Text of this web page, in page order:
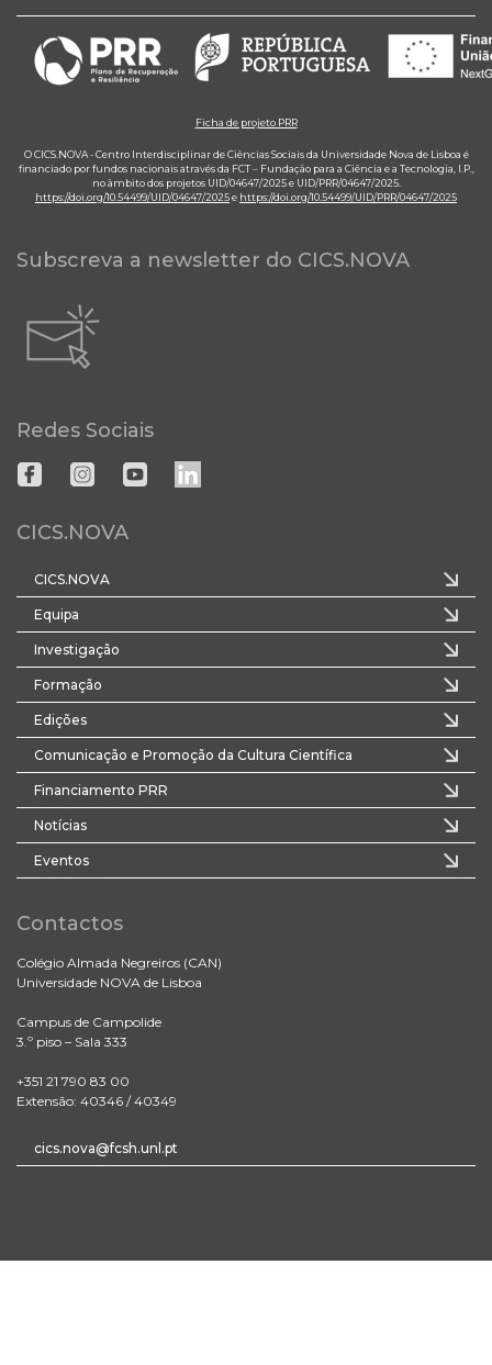
Ficha de projeto PRR
O CICS.NOVA - Centro Interdisciplinar de Ciências Sociais da Universidade Nova de Lisboa é
financiado por fundos nacionais através da FCT – Fundação para a Ciência e a Tecnologia, I.P.,
no âmbito dos projetos UID/04647/2025 e UID/PRR/04647/2025.
https://doi.org/10.54499/UID/04647/2025e https://doi.org/10.54499/UID/PRR/04647/2025
Subscreva a newsletter do CICS.NOVA
Redes Sociais
CICS.NOVA
CICS.NOVA
Equipa
Investigação
Formação
Edições
Comunicação e Promoção da Cultura Científica
Financiamento PRR
Notícias
Eventos
Contactos
Colégio Almada Negreiros (CAN)
Universidade NOVA de Lisboa
Campus de Campolide
3.º piso – Sala 333
+351 21 790 83 00
Extensão: 40346 / 40349
cics.nova@fcsh.unl.pt